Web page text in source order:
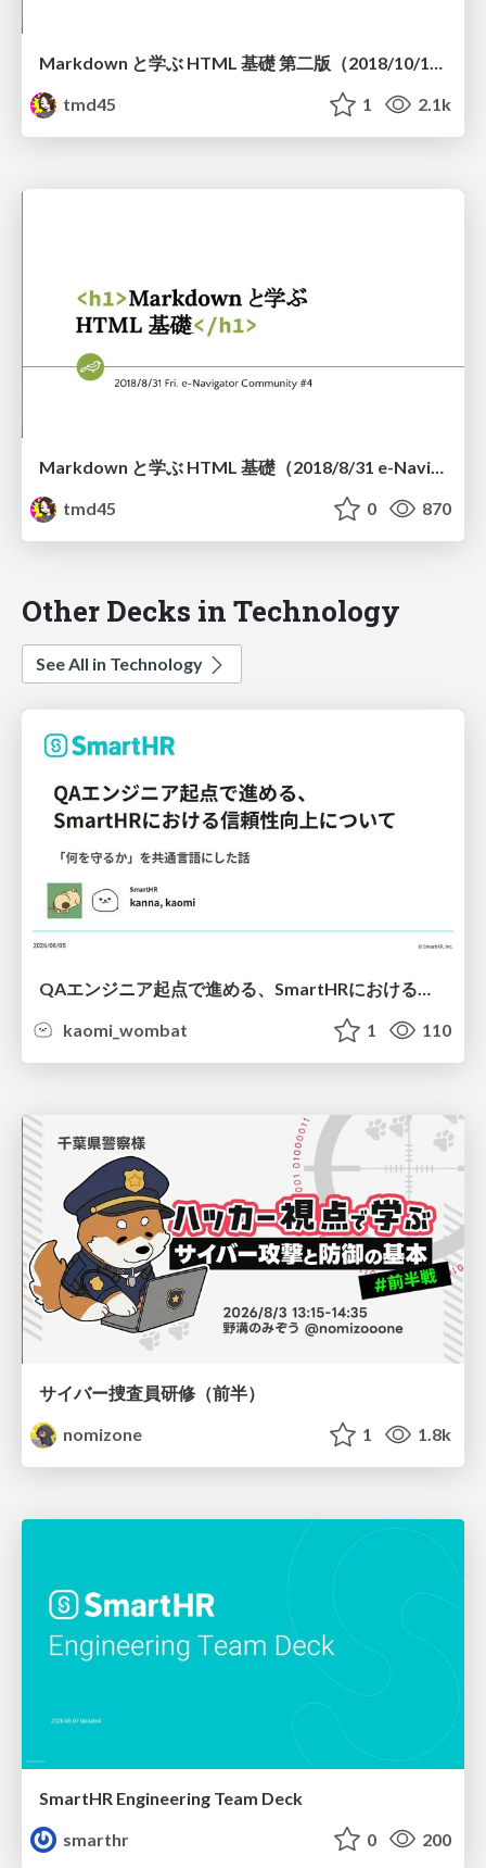
Markdown と学ぶ HTML 基礎 第二版（2018/10/12 FFTT#331）
tmd45
1 2.1k
Markdown と学ぶ HTML 基礎（2018/8/31 e-Navigator 勉強会#4）
tmd45
0 870
Other Decks in Technology
See All in Technology
kaomi_wombat
1 110
サイバー捜査員研修（前半）
nomizone
1 1.8k
SmartHR Engineering Team Deck
smarthr
0 200